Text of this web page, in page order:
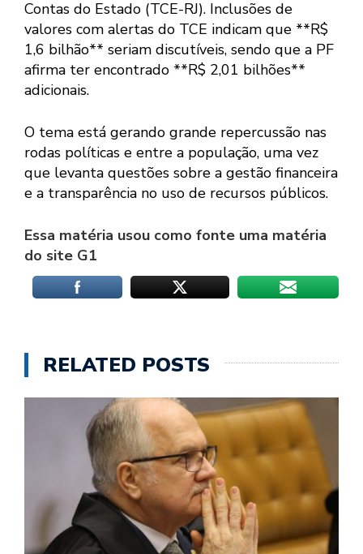
Contas do Estado (TCE-RJ). Inclusões de
valores com alertas do TCE indicam que **R$
1,6 bilhão** seriam discutíveis, sendo que a PF
afirma ter encontrado **R$ 2,01 bilhões**
adicionais.
O tema está gerando grande repercussão nas
rodas políticas e entre a população, uma vez
que levanta questões sobre a gestão financeira
e a transparência no uso de recursos públicos.
Essa matéria usou como fonte uma matéria
do site G1
RELATED POSTS